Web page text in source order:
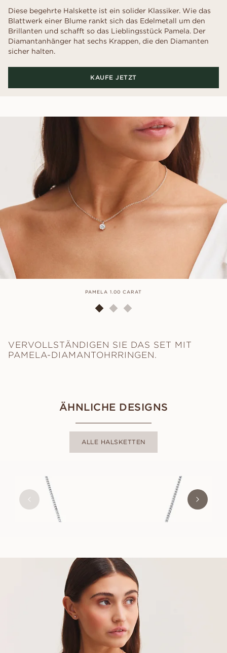
Diese begehrte Halskette ist ein solider Klassiker. Wie das
Blattwerk einer Blume rankt sich das Edelmetall um den
Brillanten und schafft so das Lieblingsstück Pamela. Der
Diamantanhänger hat sechs Krappen, die den Diamanten
sicher halten.
KAUFE JETZT
PAMELA 1.00 CARAT
VERVOLLSTÄNDIGEN SIE DAS SET MIT
PAMELA-DIAMANTOHRRINGEN.
ÄHNLICHE DESIGNS
ALLE HALSKETTEN